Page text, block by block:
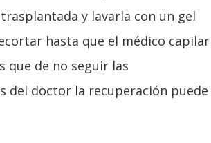
y lavarla con un gel
hasta que el médico capilar
que de no seguir las
del doctor la recuperación puede